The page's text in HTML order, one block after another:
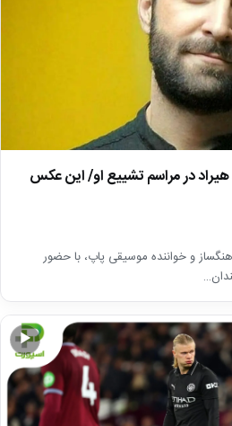
هیراد در مراسم تشییع او/ این عکس
و خواننده موسیقی پاپ، با حضور
▶